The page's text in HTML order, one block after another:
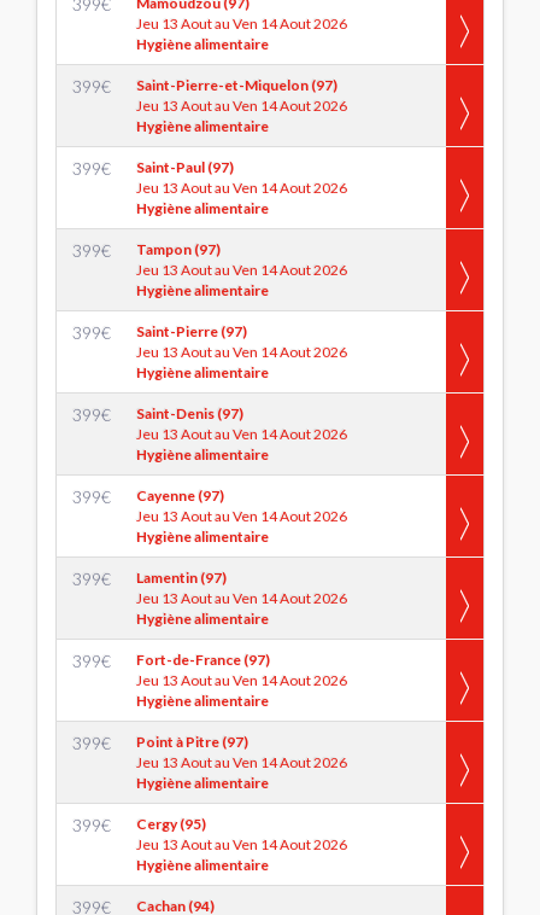
399€
Jeu 13 Aout au Ven 14 Aout 2026
Hygiène alimentaire
399€
Saint-Pierre-et-Miquelon (97)
Jeu 13 Aout au Ven 14 Aout 2026
Hygiène alimentaire
399€
Saint-Paul (97)
Jeu 13 Aout au Ven 14 Aout 2026
Hygiène alimentaire
399€
Tampon (97)
Jeu 13 Aout au Ven 14 Aout 2026
Hygiène alimentaire
399€
Saint-Pierre (97)
Jeu 13 Aout au Ven 14 Aout 2026
Hygiène alimentaire
399€
Saint-Denis (97)
Jeu 13 Aout au Ven 14 Aout 2026
Hygiène alimentaire
399€
Cayenne (97)
Jeu 13 Aout au Ven 14 Aout 2026
Hygiène alimentaire
399€
Lamentin (97)
Jeu 13 Aout au Ven 14 Aout 2026
Hygiène alimentaire
399€
Fort-de-France (97)
Jeu 13 Aout au Ven 14 Aout 2026
Hygiène alimentaire
399€
Point à Pitre (97)
Jeu 13 Aout au Ven 14 Aout 2026
Hygiène alimentaire
399€
Cergy (95)
Jeu 13 Aout au Ven 14 Aout 2026
Hygiène alimentaire
399€
Cachan (94)